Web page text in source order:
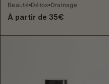
Beauté Détox Drainage
À partir de 35€